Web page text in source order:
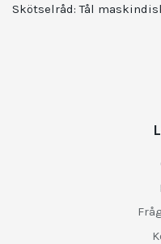
Skötselråd: Tål